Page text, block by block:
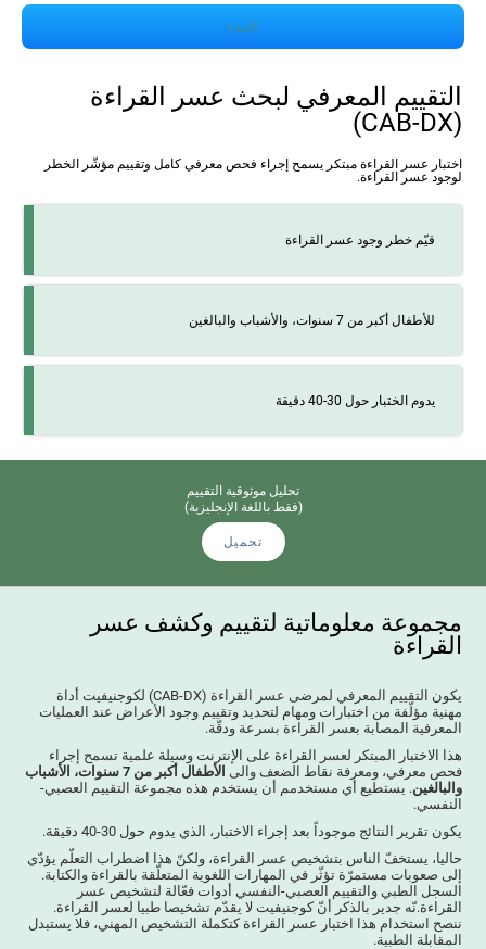
البدء
التقييم المعرفي لبحث عسر القراءة
(CAB-DX)
اختبار عسر القراءة مبتكر يسمح إجراء فحص معرفي كامل وتقييم مؤشّر الخطر
لوجود عسر القراءة.
قيّم خطر وجود عسر القراءة
للأطفال أكبر من 7 سنوات، والأشباب والبالغين
يدوم الختبار حول 30-40 دقيقة
تحليل موثوقية التقييم
(فقط باللغة الإنجليزية)
تحميل
مجموعة معلوماتية لتقييم وكشف عسر
القراءة
يكون التقييم المعرفي لمرضى عسر القراءة (CAB-DX) لكوجنيفيت أداة
مهنية مؤلّفة من اختبارات ومهام لتحديد وتقييم وجود الأعراض عند العمليات
المعرفية المصابة بعسر القراءة بسرعة ودقّة.
هذا الاختبار المبتكر لعسر القراءة على الإنترنت وسيلة علمية تسمح إجراء
فحص معرفي، ومعرفة نقاط الضعف والى
الأطفال أكبر من 7 سنوات، الأشباب
والبالغين. يستطيع أي مستخدمم أن يستخدم هذه مجموعة التقييم العصبي-
النفسي.
يكون تقرير النتائج موجوداً بعد إجراء الاختبار، الذي يدوم حول 30-40 دقيقة.
حاليا، يستخفّ الناس بتشخيص عسر القراءة، ولكنّ هذا اضطراب التعلّم يؤدّي
إلى صعوبات مستمرّة تؤثّر في المهارات اللغوية المتعلّقة بالقراءة والكتابة.
السجل الطبي والتقييم العصبي-النفسي أدوات فعّالة لتشخيص عسر
القراءة.نّه جدير بالذكر أنّ كوجنيفيت لا يقدّم تشخيصا طبيا لعسر القراءة.
ننصح استخدام هذا اختبار عسر القراءة كتكملة التشخيص المهني، فلا يستبدل
المقابلة الطبية.